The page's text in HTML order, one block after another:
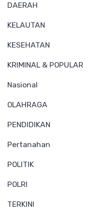
DAERAH
KELAUTAN
KESEHATAN
KRIMINAL & POPULAR
Nasional
OLAHRAGA
PENDIDIKAN
Pertanahan
POLITIK
POLRI
TERKINI